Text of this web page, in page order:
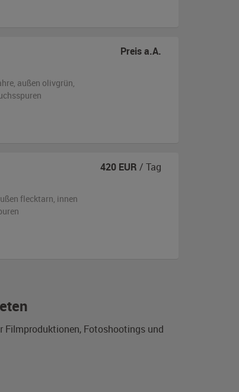
Filmproduktionen, Fotoshootings und
außen olivgrün,
Preis a.A.
flecktarn, innen
420 EUR / Tag